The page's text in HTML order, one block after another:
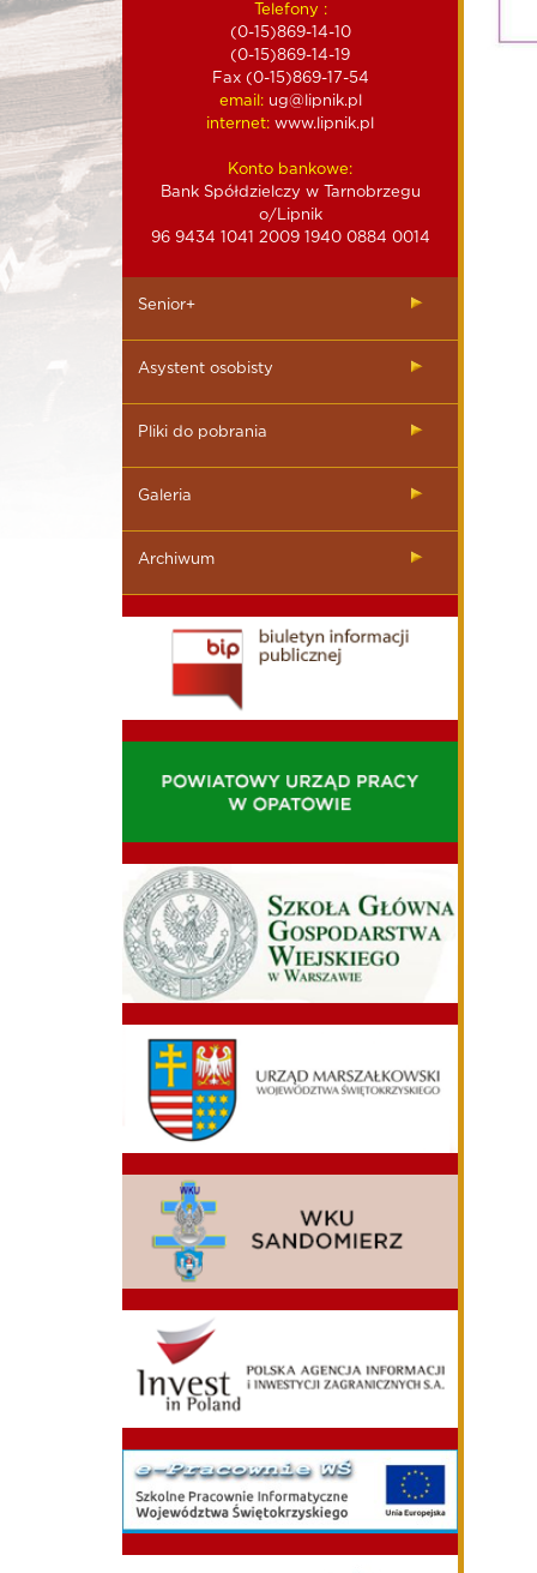
Telefony :
(0-15)869-14-10
(0-15)869-14-19
Fax (0-15)869-17-54
email:ug@lipnik.pl
internet: www.lipnik.pl
Konto bankowe:
Bank Spółdzielczy w Tarnobrzegu
o/Lipnik
96 9434 1041 2009 1940 0884 0014
Senior+
Asystent osobisty
Pliki do pobrania
Galeria
Archiwum